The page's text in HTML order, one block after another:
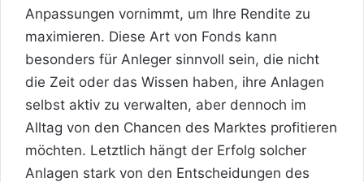
Anpassungen vornimmt, um Ihre Rendite zu
maximieren. Diese Art von Fonds kann
besonders für Anleger sinnvoll sein, die nicht
die Zeit oder das Wissen haben, ihre Anlagen
selbst aktiv zu verwalten, aber dennoch im
Alltag von den Chancen des Marktes profitieren
möchten. Letztlich hängt der Erfolg solcher
Anlagen stark von den Entscheidungen des